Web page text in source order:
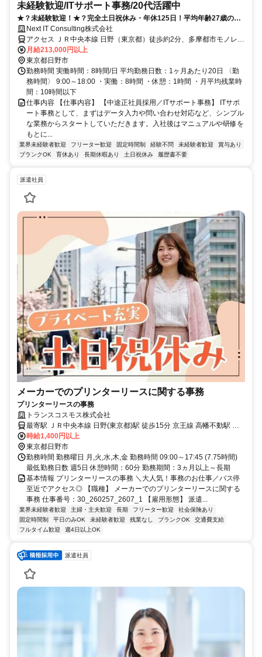
未経験歓迎/ITサポート事務/20代活躍中
★？未経験歓迎！★？完全土日祝休み・年休125日！平均年齢27歳の若
手活躍中！業界最長クラスのサポートでIT業界デビューを応援！
Next IT Consulting株式会社
アクセス ＪＲ中央本線 日野（東京都）徒歩約2分、多摩都市モノレー
ル線 甲州街道徒歩約21分、多摩都市モノレール線 柴崎体育館徒歩約
31分
月給213,000円以上
東京都日野市
勤務時間 実働時間：8時間/日 平均勤務日数：1ヶ月あたり20日 〈勤
務時間〉 9:00～18:00 ・実働：8時間 ・休憩：1時間 ・月平均残業時
間：10時間以下
仕事内容 【仕事内容】 【中途正社員採用／ITサポート事務】 ITサポ
ート事務として、まずはデータ入力や問い合わせ対応など、シンプル
な業務からスタートしていただきます。入社後はマニュアルや研修を
もとに...
業界未経験者歓迎 フリーター歓迎 固定時間制 経験不問 未経験者歓迎
賞与あり
ブランクOK
育休あり 長期休暇あり 土日祝休み 履歴書不要
派遣社員
メーカーでのプリンターリースに関する事務
プリンターリースの事務
トランスコスモス株式会社
最寄駅 ＪＲ中央本線 日野(東京都)駅 徒歩15分 京王線 高幡不動駅 徒
歩20分 多摩モノレール 甲州街道駅 徒歩15分 京王線 高幡不動駅 バス
10分
時給1,400円以上
東京都日野市
勤務時間 勤務曜日 月,火,水,木,金 勤務時間 09:00～17:45 (7.75時間)
最低勤務日数 週5日 休憩時間：60分 勤務期間：3ヵ月以上～長期
基本情報 プリンターリースの事務 ＼大人気！事務のお仕事／バス停
至近でアクセス◎ 【職種】 メーカーでのプリンターリースに関する
事務 仕事番号：30_260257_2607_1 【雇用形態】 派遣...
業界未経験者歓迎 主婦・主夫歓迎 長期 フリーター歓迎
社会保険あり
固定時間制
平日のみOK 未経験者歓迎 残業なし ブランクOK
交通費支給
フルタイム歓迎
週4日以上OK
派遣社員